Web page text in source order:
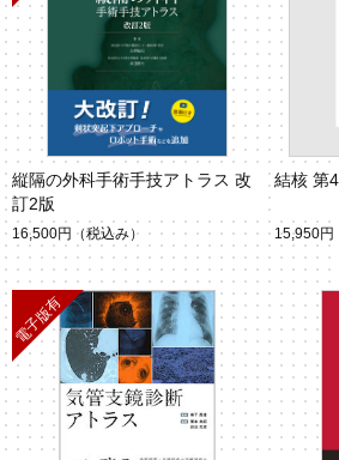
縦隔の外科手術手技アトラス 改
訂2版
16,500円 （税込み）
結核 第
15,950円